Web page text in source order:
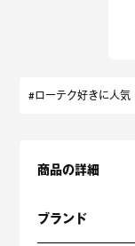
#ローテク好きに人気
商品の詳細
ブランド